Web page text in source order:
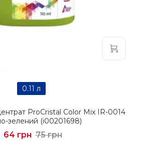
0.11 л
ProCristal Color Mix IR-0014
зелений (i00201698)
64 грн 75 грн